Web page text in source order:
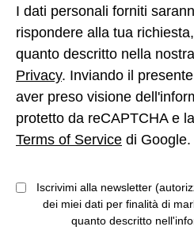
I dati personali forniti
rispondere alla tua
quanto descritto nella nostra
Privacy. Inviando il
aver preso visione
protetto da reCAPTCHA e la
Terms of Service di Google.
Iscrivimi alla newsletter
dei miei dati per finalità di
quanto descritto